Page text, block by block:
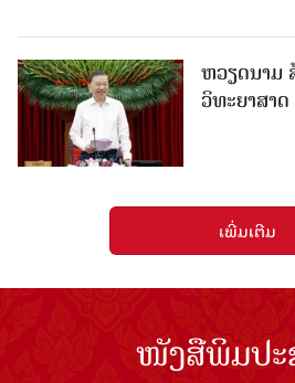
ຫວຽດນາມ
ວິທະຍາສາ
ເພີ່ມເຕີມ
ໜັງສືພິມປະ